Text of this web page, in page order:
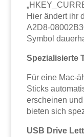
Hier ändert ihr
A2D8-
Symbol
Spezialisierte
Für eine Mac-
Sticks
erscheinen
bieten sich
USB Drive